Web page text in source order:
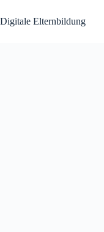
Inhalt
springen
Digitale Elternbildung